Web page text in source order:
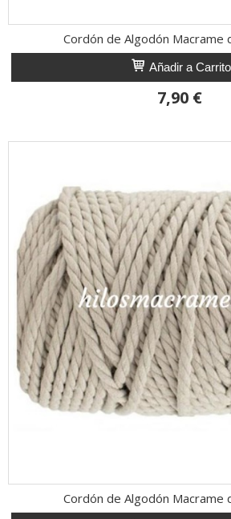
Cordón de Algodón Macrame
Añadir a Carrito
7,90 €
Cordón de Algodón Macrame